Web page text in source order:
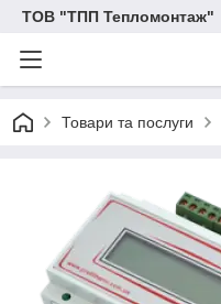
ТОВ "ТПП Тепломонтаж"
Товари та послуги